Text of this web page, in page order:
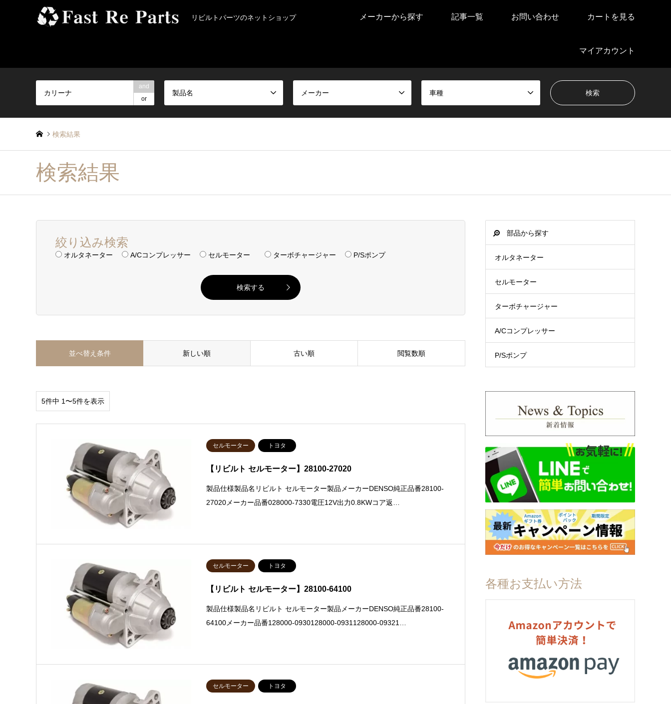
リビルトパーツのネットショップ メーカーから探す 記事一覧 お問い合わせ カートを見る
マイアカウント
and
or
製品名 メーカー 車種
検索結果
検索結果
絞り込み検索
オルタネーター A/Cコンプレッサー セルモーター ターボチャージャー P/Sポンプ
並べ替え条件 新しい順 古い順 閲覧数順
5件中 1〜5件を表示
セルモーター トヨタ
【リビルト セルモーター】28100-27020
製品仕様製品名リビルト セルモーター製品メーカーDENSO純正品番28100-
27020メーカー品番028000-7330電圧12V出力0.8KWコア返…
セルモーター トヨタ
【リビルト セルモーター】28100-64100
製品仕様製品名リビルト セルモーター製品メーカーDENSO純正品番28100-
64100メーカー品番128000-0930128000-0931128000-09321…
セルモーター トヨタ
部品から探す
オルタネーター
セルモーター
ターボチャージャー
A/Cコンプレッサー
P/Sポンプ
各種お支払い方法